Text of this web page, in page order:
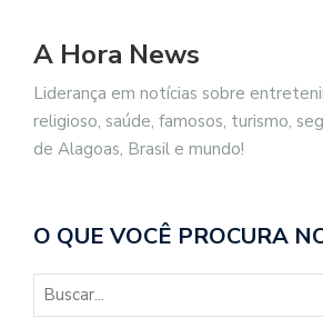
A Hora News
Liderança em notícias sobre
religioso, saúde, famosos, turismo,
de Alagoas, Brasil e mundo!
O QUE VOCÊ PROCURA